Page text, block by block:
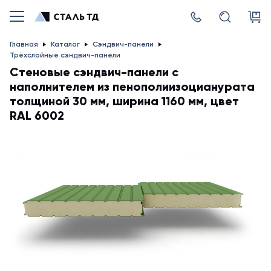
Главная Каталог
Сэндвич-панели
Трёхслойные сэндвич-панели
Стеновые сэндвич-панели с
наполнителем из пенополиизоцианурата
толщиной 30 мм, ширина 1160 мм, цвет
RAL 6002